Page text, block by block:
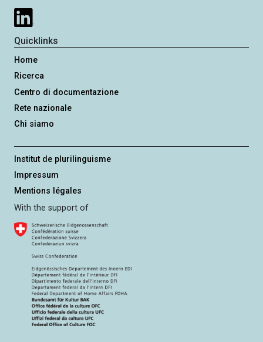
v
Quicklinks
Home
Ricerca
Centro di documentazione
Rete nazionale
Chi siamo
Institut de plurilinguisme
Impressum
Mentions légales
With the support of